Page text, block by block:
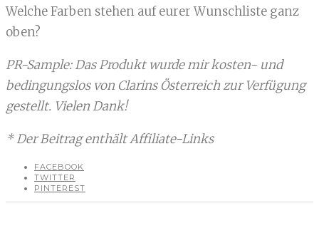
Welche Farben stehen auf eurer Wunschliste ganz
oben?
PR-Sample: Das Produkt wurde mir kosten- und
bedingungslos von Clarins Österreich zur Verfügung
gestellt. Vielen Dank!
* Der Beitrag enthält Affiliate-Links
FACEBOOK
TWITTER
PINTEREST